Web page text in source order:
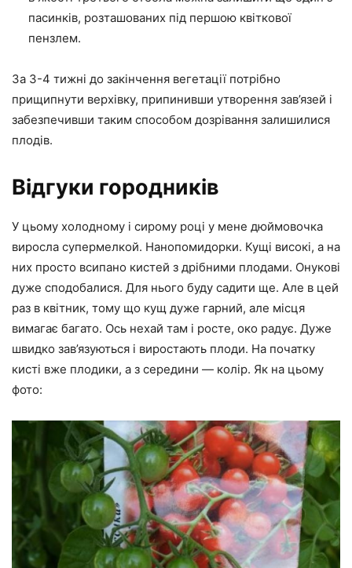
пасинків, розташованих під першою квіткової
пензлем.
За 3-4 тижні до закінчення вегетації потрібно
прищипнути верхівку, припинивши утворення зав’язей і
забезпечивши таким способом дозрівання залишилися
плодів.
Відгуки городників
У цьому холодному і сирому році у мене дюймовочка
виросла супермелкой. Нанопомидорки. Кущі високі, а на
них просто всипано кистей з дрібними плодами. Онукові
дуже сподобалися. Для нього буду садити ще. Але в цей
раз в квітник, тому що кущ дуже гарний, але місця
вимагає багато. Ось нехай там і росте, око радує. Дуже
швидко зав’язуються і виростають плоди. На початку
кисті вже плодики, а з середини — колір. Як на цьому
фото: